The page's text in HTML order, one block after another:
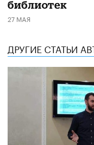
библиотек
27 МАЯ
ДРУГИЕ СТАТЬИ